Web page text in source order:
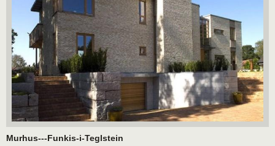
Murhus---Funkis-i-Teglstein